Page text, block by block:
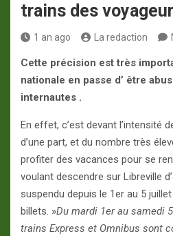
trains des
1 an ago La redaction
Cette précision est très
nationale en passe d’ être
internautes .
En effet, c’est devant l’intensité
d’une part, et du nombre très
profiter des vacances pour se
voulant descendre sur Libreville
suspendu depuis le 1er au 5
billets. »Du mardi 1er au samedi
trains Express et Omnibus sont